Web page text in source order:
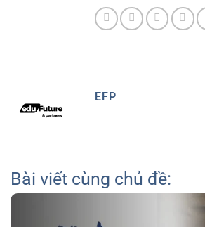
EFP
Bài viết cùng chủ đề: